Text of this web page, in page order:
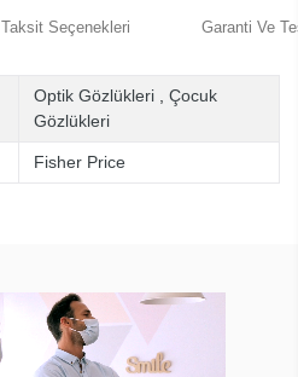
Taksit Seçenekleri Garanti Ve
Optik Gözlükleri
Çocuk
Gözlükleri
Fisher Price